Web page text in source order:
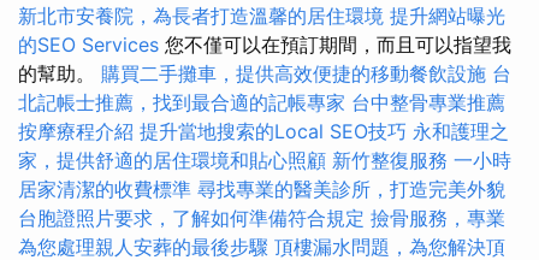
新北市安養院，為長者打造溫馨的居住環境 提升網站曝光
的SEO Services 您不僅可以在預訂期間，而且可以指望我
的幫助。 購買二手攤車，提供高效便捷的移動餐飲設施 台
北記帳士推薦，找到最合適的記帳專家 台中整骨專業推薦
按摩療程介紹 提升當地搜索的Local SEO技巧 永和護理之
家，提供舒適的居住環境和貼心照顧 新竹整復服務 一小時
居家清潔的收費標準 尋找專業的醫美診所，打造完美外貌
台胞證照片要求，了解如何準備符合規定 撿骨服務，專業
為您處理親人安葬的最後步驟 頂樓漏水問題，為您解決頂